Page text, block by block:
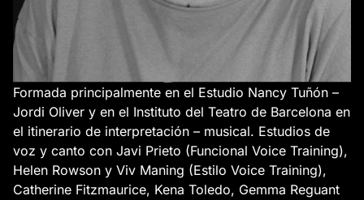
Formada principalmente en el Estudio Nancy Tuñón –
Jordi Oliver y en el Instituto del Teatro de Barcelona en
el itinerario de interpretación – musical. Estudios de
voz y canto con Javi Prieto (Funcional Voice Training),
Helen Rowson y Viv Maning (Estilo Voice Training),
Catherine Fitzmaurice, Kena Toledo, Gemma Reguant